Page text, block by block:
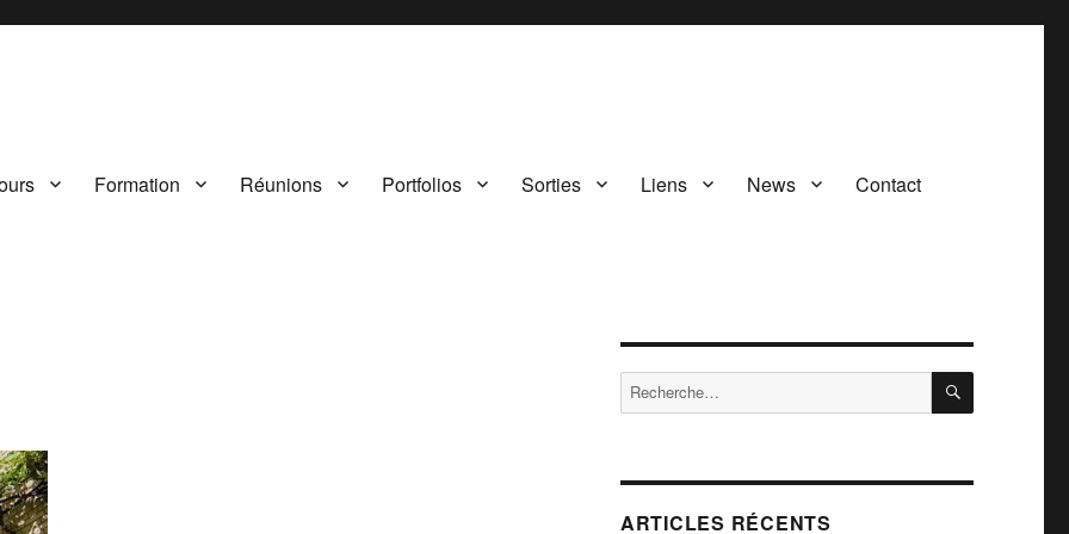
Formation Réunions Portfolios Sorties Liens News Contact
Recherche
pour :
ARTICLES RÉCENTS